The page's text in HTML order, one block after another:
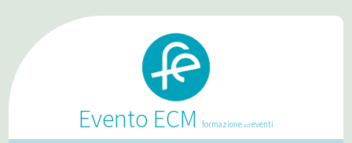
Evento ECM formazione edeventi